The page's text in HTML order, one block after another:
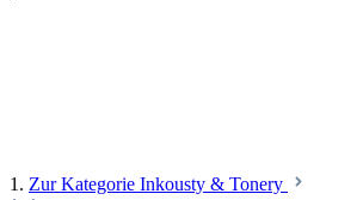
1. Zur Kategorie Inkousty & Tonery